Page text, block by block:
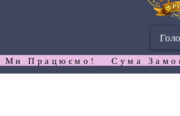
Ми Працюємо!   Сума